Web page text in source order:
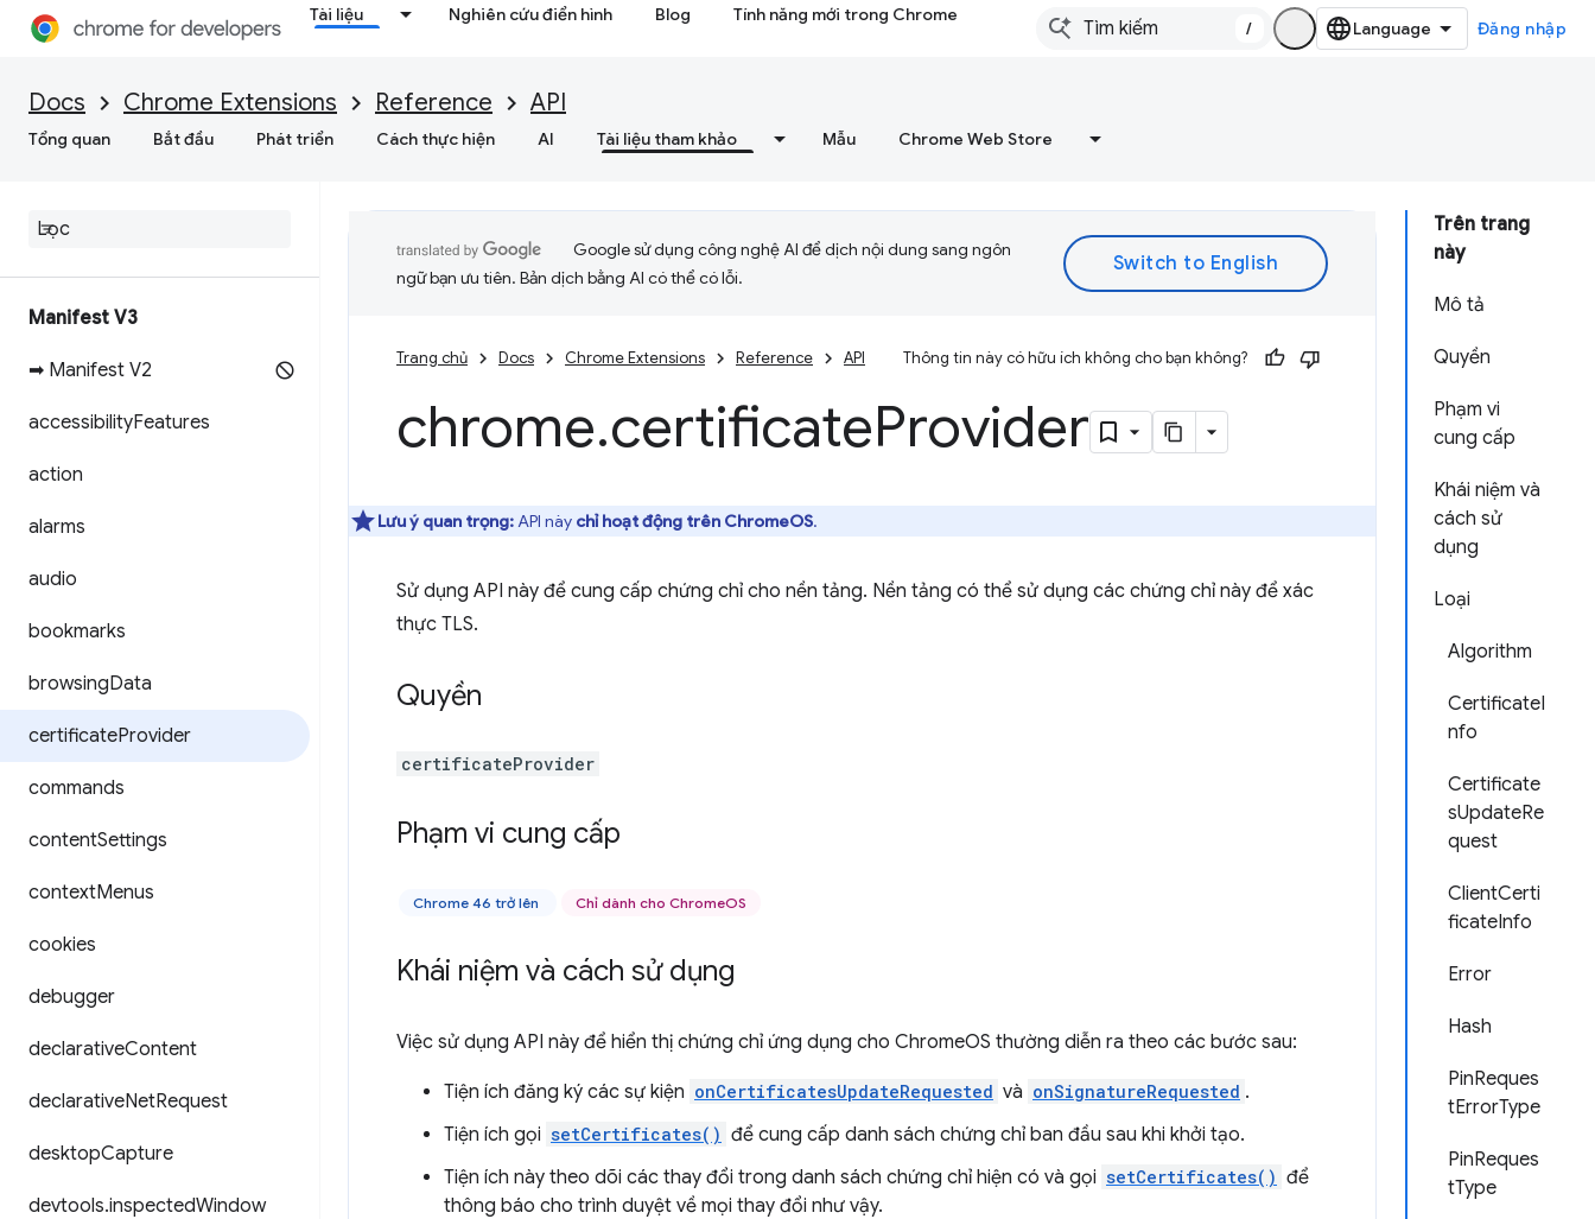
Tài liệu Nghiên cứu điển hình Blog Tính năng mới trong Chrome
/ Đăng nhập
Docs Chrome Extensions Reference API
Tổng quan Bắt đầu Phát triển Cách thực hiện AI Tài liệu tham khảo Mẫu Chrome Web Store
Manifest V3
➡ Manifest V2
accessibilityFeatures
action
alarms
audio
bookmarks
browsingData
certificateProvider
commands
contentSettings
contextMenus
cookies
debugger
declarativeContent
declarativeNetRequest
desktopCapture
devtools.inspectedWindow
Trên trang
này
Mô tả
Quyền
Phạm vi
cung cấp
Khái niệm và
cách sử
dụng
Loại
Algorithm
CertificateI
nfo
Certificate
sUpdateRe
quest
ClientCerti
ficateInfo
Error
Hash
PinReques
tErrorType
PinReques
tType
Google sử dụng công nghệ AI để dịch nội dung sang ngôn
ngữ bạn ưu tiên. Bản dịch bằng AI có thể có lỗi.
Trang chủ Docs Chrome Extensions Reference API Thông tin này có hữu ích không cho bạn không?
chrome.certificateProvider
Lưu ý quan trọng:API này chỉ hoạt động trên ChromeOS.
Sử dụng API này để cung cấp chứng chỉ cho nền tảng. Nền tảng có thể sử dụng các chứng chỉ này để xác
thực TLS.
Quyền
certificateProvider
Phạm vi cung cấp
Chrome 46 trở lên Chỉ dành cho ChromeOS
Khái niệm và cách sử dụng
Việc sử dụng API này để hiển thị chứng chỉ ứng dụng cho ChromeOS thường diễn ra theo các bước sau:
Tiện ích đăng ký các sự kiện onCertificatesUpdateRequested và onSignatureRequested .
Tiện ích gọi setCertificates() để cung cấp danh sách chứng chỉ ban đầu sau khi khởi tạo.
Tiện ích này theo dõi các thay đổi trong danh sách chứng chỉ hiện có và gọi setCertificates() để
thông báo cho trình duyệt về mọi thay đổi như vậy.